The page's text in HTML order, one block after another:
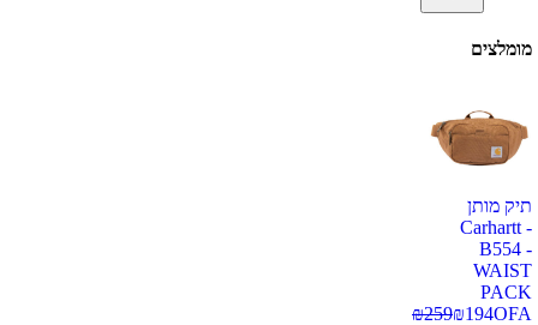
מומלצים
תיק מותן
Carhartt -
B554 -
WAIST
PACK
OFA
₪194
₪259